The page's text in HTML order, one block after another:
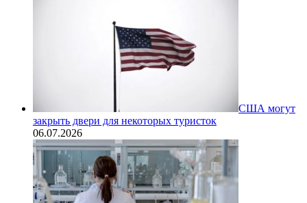
США могут
закрыть двери для некоторых туристок
06.07.2026